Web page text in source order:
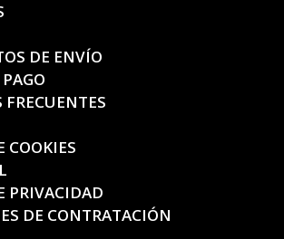
DE ENVÍO
FRECUENTES
COOKIES
PRIVACIDAD
DE CONTRATACIÓN